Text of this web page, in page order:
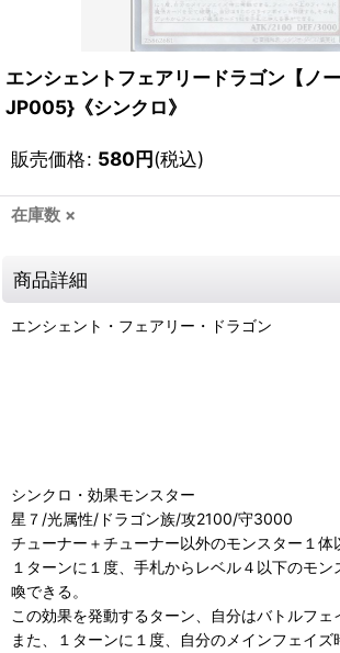
エンシェントフェアリードラゴン【ノ
JP005}《シンクロ》
販売価格: 580円(税込)
在庫数 ×
商品詳細
エンシェント・フェアリー・ドラゴン
シンクロ・効果モンスター
星７/光属性/ドラゴン族/攻2100/守3000
チューナー＋チューナー以外のモンスター１体
１ターンに１度、手札からレベル４以下のモン
喚できる。
この効果を発動するターン、自分はバトルフェ
また、１ターンに１度、自分のメインフェイズ